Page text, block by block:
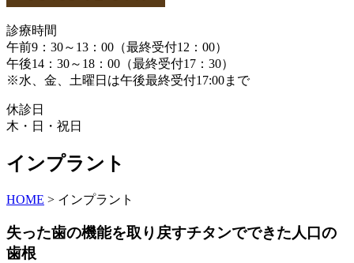
診療時間
午前9：30～13：00（最終受付12：00）
午後14：30～18：00（最終受付17：30）
※水、金、土曜日は午後最終受付17:00まで
休診日
木・日・祝日
インプラント
HOME > インプラント
失った歯の機能を取り戻すチタンでできた人口の
歯根